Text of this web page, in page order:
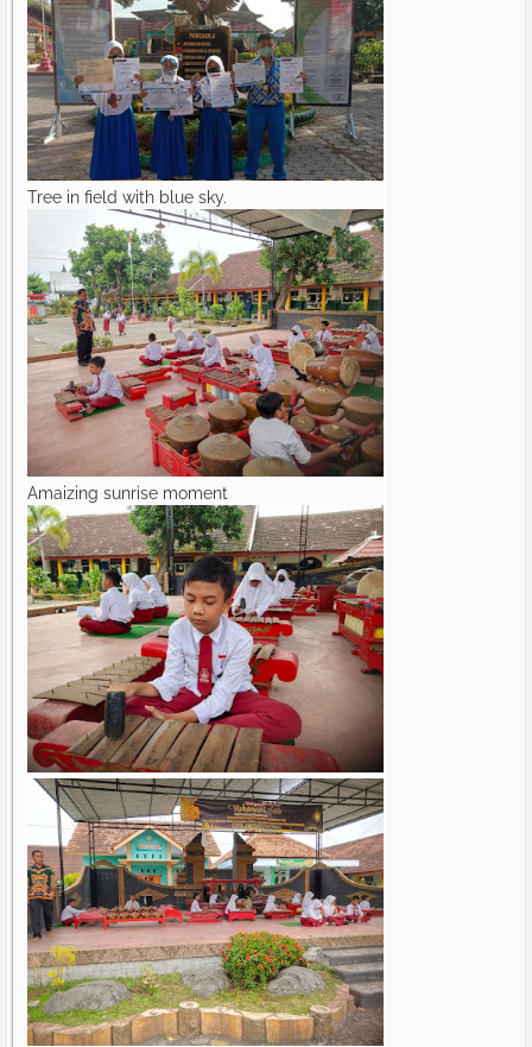
Tree in field with blue sky.
Amaizing sunrise moment